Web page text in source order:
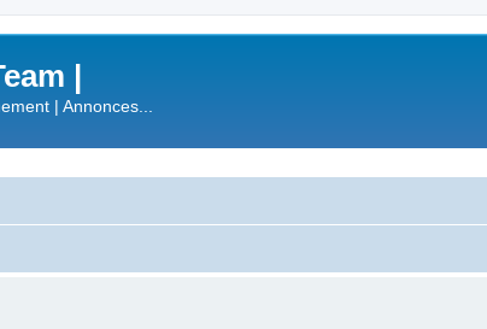
|
| Annonces...